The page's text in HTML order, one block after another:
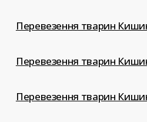
Перевезення тварин
Перевезення тварин
Перевезення тварин